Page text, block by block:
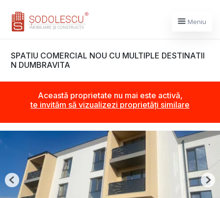
Meniu
SPATIU COMERCIAL NOU CU MULTIPLE DESTINATII
N DUMBRAVITA
Această proprietate nu mai este activă,
te invităm să vizualizezi proprietăți similare
Previous